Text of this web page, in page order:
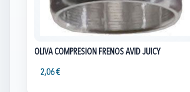
OLIVA COMPRESION FRENOS AVID JUICY
2,06 €